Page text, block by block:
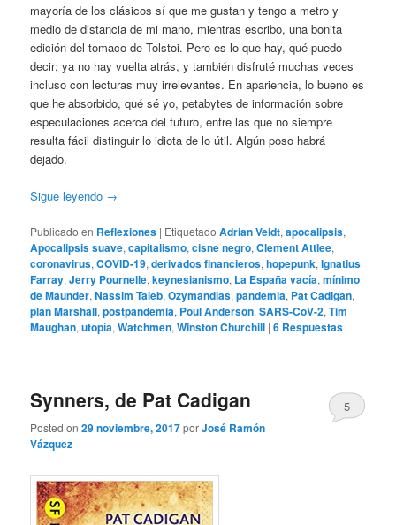
mayoría de los clásicos sí que me gustan y tengo a metro y
medio de distancia de mi mano, mientras escribo, una bonita
edición del tomaco de Tolstoi. Pero es lo que hay, qué puedo
decir; ya no hay vuelta atrás, y también disfruté muchas veces
incluso con lecturas muy irrelevantes. En apariencia, lo bueno es
que he absorbido, qué sé yo, petabytes de información sobre
especulaciones acerca del futuro, entre las que no siempre
resulta fácil distinguir lo idiota de lo útil. Algún poso habrá
dejado.
Sigue leyendo →
Publicado en Reflexiones | Etiquetado Adrian Veidt,apocalipsis,
Apocalipsis suave,capitalismo,cisne negro,Clement Attlee,
coronavirus,COVID-19,derivados financieros,hopepunk,Ignatius
Farray,Jerry Pournelle,keynesianismo, La España vacía,mínimo
de Maunder,Nassim Taleb,Ozymandias,pandemia, Pat Cadigan,
plan Marshall,postpandemia, Poul Anderson,SARS-CoV-2,Tim
Maughan,utopía,Watchmen,Winston Churchill |6 Respuestas
Synners, de Pat Cadigan
Posted on29 noviembre, 2017porJosé Ramón
Vázquez
5